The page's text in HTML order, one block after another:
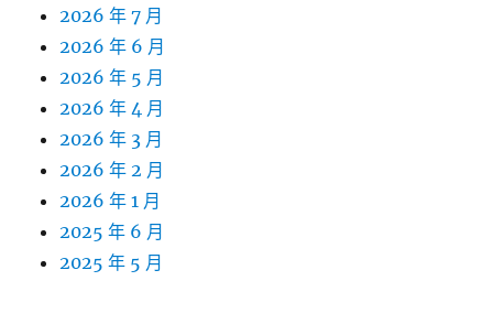
2026 年 7 月
2026 年 6 月
2026 年 5 月
2026 年 4 月
2026 年 3 月
2026 年 2 月
2026 年 1 月
2025 年 6 月
2025 年 5 月